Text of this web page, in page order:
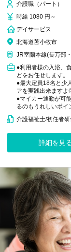
介護職（パート）
時給 1080 円～
デイサービス
北海道苫小牧市
JR室蘭本線(長万部
●利用者様の入浴、
どをお任せします。
●最大定員18名と少
アを実践出来ます
●マイカー通勤が可
るのもうれしいポイ
介護福祉士/初任者
詳細を見